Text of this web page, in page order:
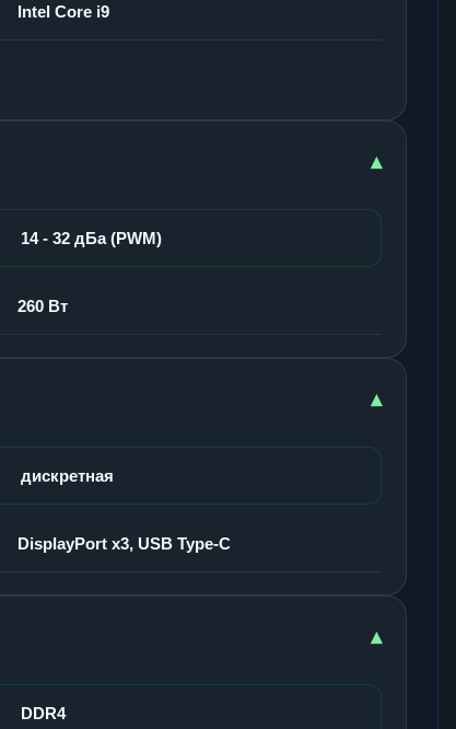
Intel Core i9
▾
14 - 32 дБа (PWM)
260 Вт
▾
дискретная
DisplayPort x3, USB Type-C
▾
DDR4